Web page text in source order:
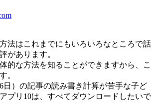
法はこれまでにもいろいろなところで話
があります。
的な方法を知ることができますから、こ
。
日）の記事の読み書き計算が苦手な子ど
プリ10は、すべてダウンロードしたいで